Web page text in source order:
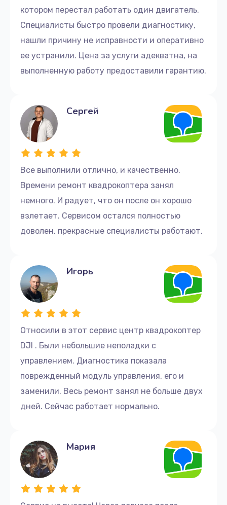
котором перестал работать один двигатель.
Специалисты быстро провели диагностику,
нашли причину не исправности и оперативно
ее устранили. Цена за услуги адекватна, на
выполненную работу предоставили гарантию.
Все выполнили отлично, и качественно.
Времени ремонт квадрокоптера занял
немного. И радует, что он после он хорошо
взлетает. Сервисом остался полностью
доволен, прекрасные специалисты работают.
Сергей
Относили в этот сервис центр квадрокоптер
DJI . Были небольшие неполадки с
управлением. Диагностика показала
поврежденный модуль управления, его и
заменили. Весь ремонт занял не больше двух
дней. Сейчас работает нормально.
Игорь
Мария